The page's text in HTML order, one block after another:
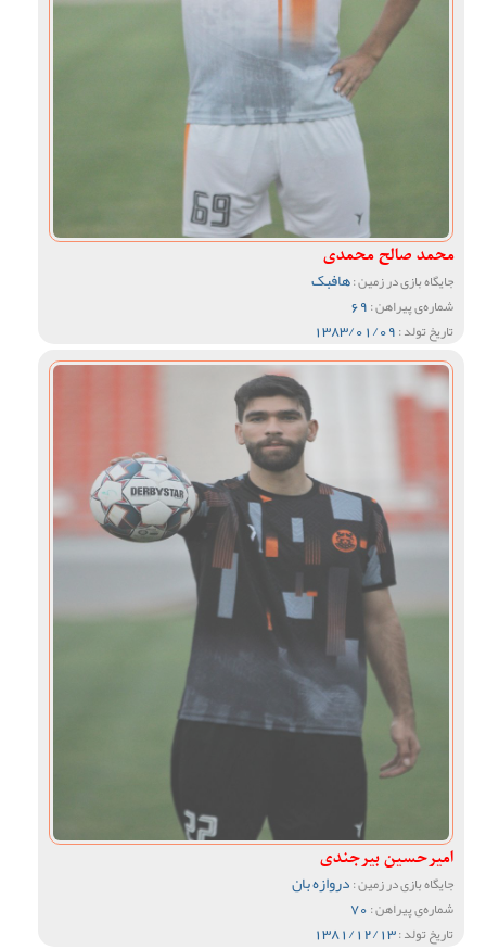
محمد صالح محمدی
جایگاه بازی در زمین :هافبک
شماره‌ی پیراهن :69
تاریخ تولد :1383/01/09
امیرحسین بیرجندی
جایگاه بازی در زمین :دروازه بان
شماره‌ی پیراهن :70
تاریخ تولد :1381/12/13